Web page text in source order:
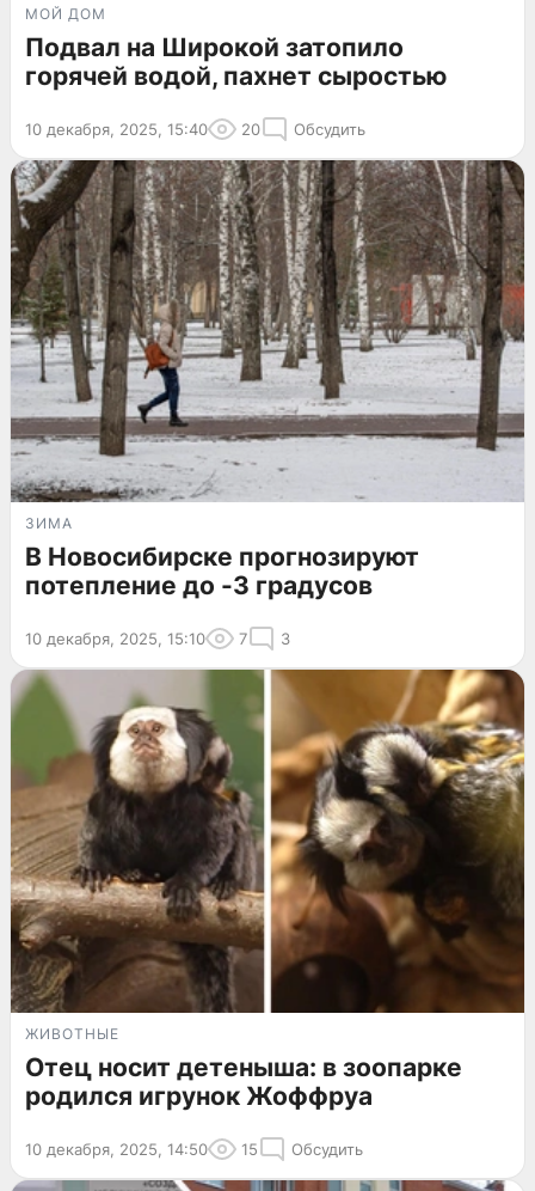
МОЙ ДОМ
Подвал на Широкой затопило
горячей водой, пахнет сыростью
10 декабря, 2025, 15:40 20 Обсудить
ЗИМА
В Новосибирске прогнозируют
потепление до -3 градусов
10 декабря, 2025, 15:10 7 3
ЖИВОТНЫЕ
Отец носит детеныша: в зоопарке
родился игрунок Жоффруа
10 декабря, 2025, 14:50 15 Обсудить